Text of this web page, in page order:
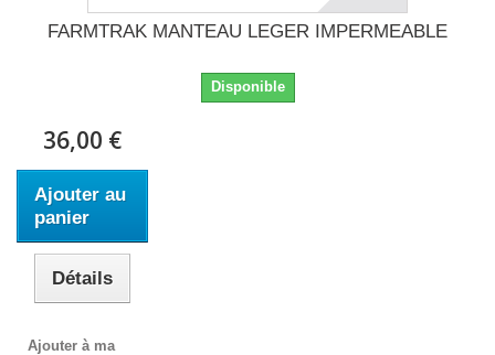
FARMTRAK MANTEAU LEGER IMPERMEABLE
Disponible
36,00 €
Ajouter au
panier
Détails
Ajouter à ma